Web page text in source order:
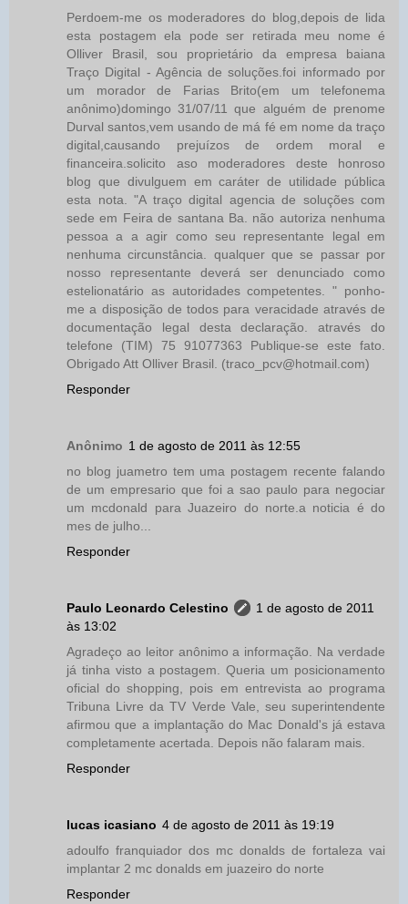
Perdoem-me os moderadores do blog,depois de lida
esta postagem ela pode ser retirada meu nome é
Olliver Brasil, sou proprietário da empresa baiana
Traço Digital - Agência de soluções.foi informado por
um morador de Farias Brito(em um telefonema
anônimo)domingo 31/07/11 que alguém de prenome
Durval santos,vem usando de má fé em nome da traço
digital,causando prejuízos de ordem moral e
financeira.solicito aso moderadores deste honroso
blog que divulguem em caráter de utilidade pública
esta nota. "A traço digital agencia de soluções com
sede em Feira de santana Ba. não autoriza nenhuma
pessoa a a agir como seu representante legal em
nenhuma circunstância. qualquer que se passar por
nosso representante deverá ser denunciado como
estelionatário as autoridades competentes. " ponho-
me a disposição de todos para veracidade através de
documentação legal desta declaração. através do
telefone (TIM) 75 91077363 Publique-se este fato.
Obrigado Att Olliver Brasil. (traco_pcv@hotmail.com)
Responder
Anônimo 1 de agosto de 2011 às 12:55
no blog juametro tem uma postagem recente falando
de um empresario que foi a sao paulo para negociar
um mcdonald para Juazeiro do norte.a noticia é do
mes de julho...
Responder
Paulo Leonardo Celestino
1 de agosto de 2011
às 13:02
Agradeço ao leitor anônimo a informação. Na verdade
já tinha visto a postagem. Queria um posicionamento
oficial do shopping, pois em entrevista ao programa
Tribuna Livre da TV Verde Vale, seu superintendente
afirmou que a implantação do Mac Donald's já estava
completamente acertada. Depois não falaram mais.
Responder
lucas icasiano 4 de agosto de 2011 às 19:19
adoulfo franquiador dos mc donalds de fortaleza vai
implantar 2 mc donalds em juazeiro do norte
Responder